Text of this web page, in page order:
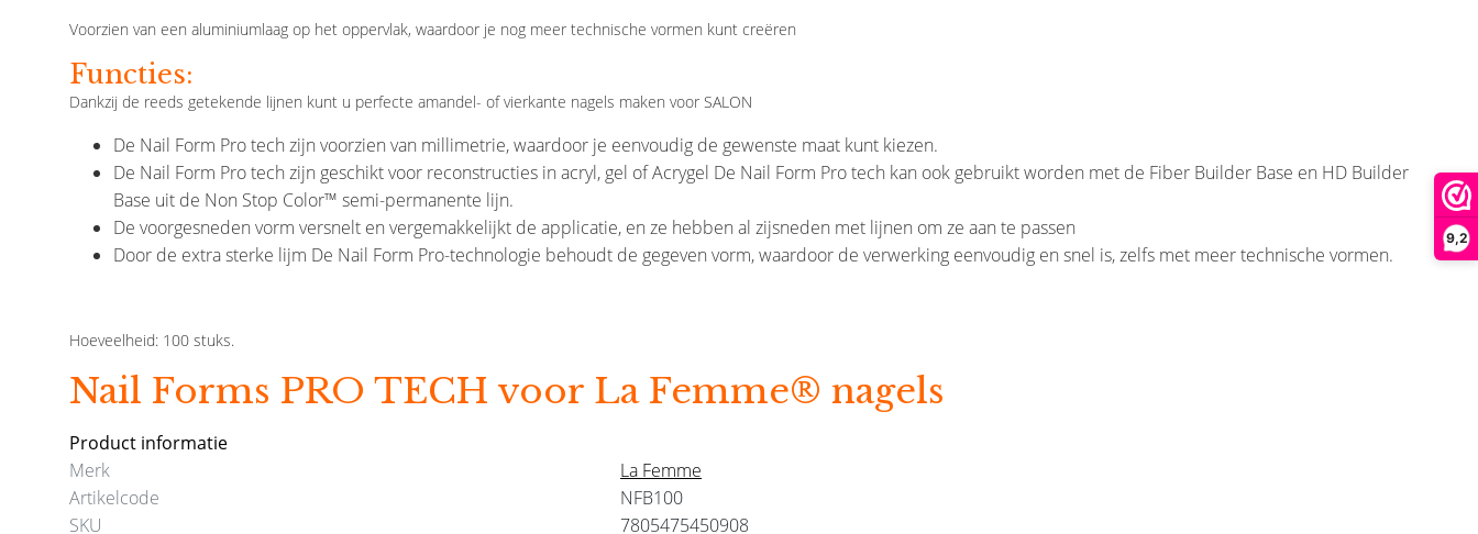
9,2
Voorzien van een aluminiumlaag op het oppervlak, waardoor je nog meer technische vormen kunt creëren
Functies:
Dankzij de reeds getekende lijnen kunt u perfecte amandel- of vierkante nagels maken voor SALON
De Nail Form Pro tech zijn voorzien van millimetrie, waardoor je eenvoudig de gewenste maat kunt kiezen.
De Nail Form Pro tech zijn geschikt voor reconstructies in acryl, gel of Acrygel De Nail Form Pro tech kan ook gebruikt worden met de Fiber Builder Base en HD Builder
Base uit de Non Stop Color™ semi-permanente lijn.
De voorgesneden vorm versnelt en vergemakkelijkt de applicatie, en ze hebben al zijsneden met lijnen om ze aan te passen
Door de extra sterke lijm De Nail Form Pro-technologie behoudt de gegeven vorm, waardoor de verwerking eenvoudig en snel is, zelfs met meer technische vormen.
Hoeveelheid: 100 stuks.
Nail Forms PRO TECH voor La Femme® nagels
Product informatie
Merk
La Femme
Artikelcode
NFB100
SKU
7805475450908